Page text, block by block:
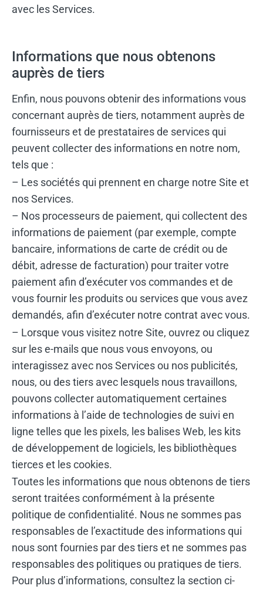
avec les Services.
Informations que nous obtenons
auprès de tiers
Enfin, nous pouvons obtenir des informations vous
concernant auprès de tiers, notamment auprès de
fournisseurs et de prestataires de services qui
peuvent collecter des informations en notre nom,
tels que :
– Les sociétés qui prennent en charge notre Site et
nos Services.
– Nos processeurs de paiement, qui collectent des
informations de paiement (par exemple, compte
bancaire, informations de carte de crédit ou de
débit, adresse de facturation) pour traiter votre
paiement afin d’exécuter vos commandes et de
vous fournir les produits ou services que vous avez
demandés, afin d’exécuter notre contrat avec vous.
– Lorsque vous visitez notre Site, ouvrez ou cliquez
sur les e-mails que nous vous envoyons, ou
interagissez avec nos Services ou nos publicités,
nous, ou des tiers avec lesquels nous travaillons,
pouvons collecter automatiquement certaines
informations à l’aide de technologies de suivi en
ligne telles que les pixels, les balises Web, les kits
de développement de logiciels, les bibliothèques
tierces et les cookies.
Toutes les informations que nous obtenons de tiers
seront traitées conformément à la présente
politique de confidentialité. Nous ne sommes pas
responsables de l’exactitude des informations qui
nous sont fournies par des tiers et ne sommes pas
responsables des politiques ou pratiques de tiers.
Pour plus d’informations, consultez la section ci-